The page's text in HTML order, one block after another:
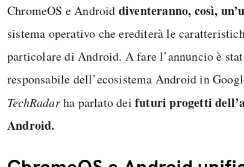
ChromeOS e Android diventeranno, così,
sistema operativo che erediterà le
particolare di Android. A fare l’annuncio è
responsabile dell’ecosistema Android in
TechRadarha parlato deifuturi progetti
Android.